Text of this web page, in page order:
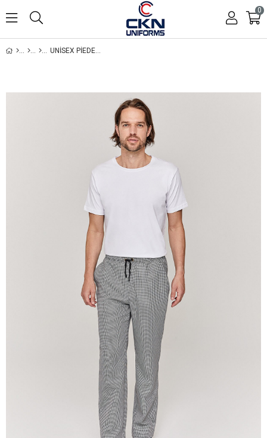
0
UNISEX PIEDEPUL AŞÇI PANTOLON